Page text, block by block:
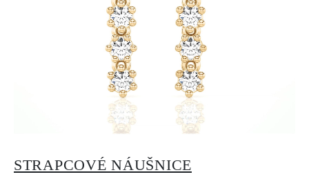
STRAPCOVÉ NÁUŠNICE